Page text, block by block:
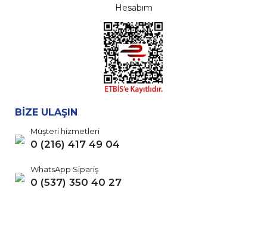
Hesabım
BİZE ULAŞIN
Müşteri hizmetleri
0 (216) 417 49 04
WhatsApp Sipariş
0 (537) 350 40 27